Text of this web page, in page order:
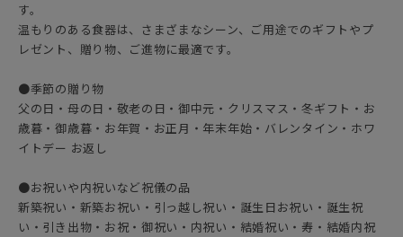
す。
温もりのある食器は、さまざまなシーン、ご用途でのギフトやプ
レゼント、贈り物、ご進物に最適です。
●季節の贈り物
父の日・母の日・敬老の日・御中元・クリスマス・冬ギフト・お
歳暮・御歳暮・お年賀・お正月・年末年始・バレンタイン・ホワ
イトデー お返し
●お祝いや内祝いなど祝儀の品
新築祝い・新築お祝い・引っ越し祝い・誕生日お祝い・誕生祝
い・引き出物・お祝・御祝い・内祝い・結婚祝い・寿・結婚内祝